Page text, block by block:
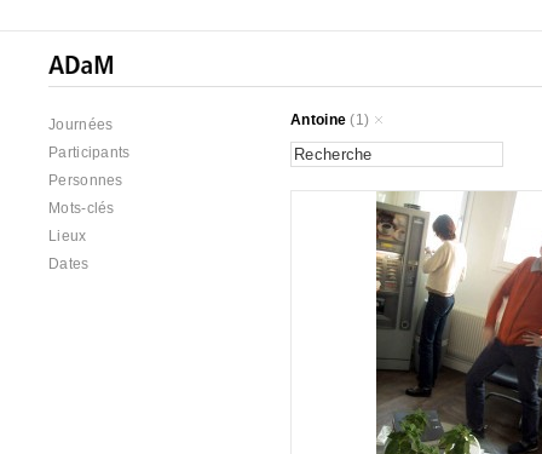
Journées
Participants
Personnes
Mots-clés
Lieux
Dates
Antoine (1)